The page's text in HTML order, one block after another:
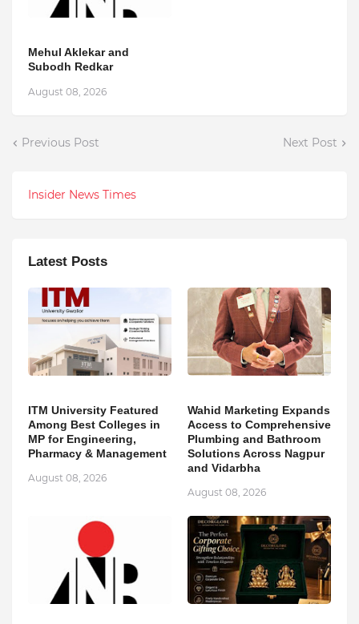
Mehul Aklekar and
Subodh Redkar
August 08, 2026
Previous Post Next Post
Insider News Times
Latest Posts
ITM University Featured
Among Best Colleges in
MP for Engineering,
Pharmacy & Management
August 08, 2026
Wahid Marketing Expands
Access to Comprehensive
Plumbing and Bathroom
Solutions Across Nagpur
and Vidarbha
August 08, 2026